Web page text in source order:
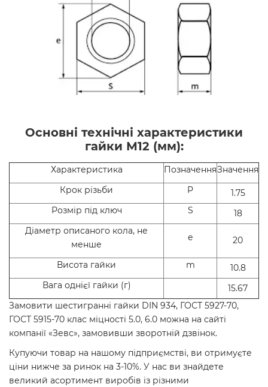
Основні технічні характеристики
гайки М12 (мм):
Характеристика ПозначенняЗначення
Крок різьби
P
1.75
Розмір під ключ
S
18
Діаметр описаного кола, не
менше
e 20
Висота гайки m
10.8
Вага однієї гайки (г)
15.67
Замовити шестигранні гайки DIN 934, ГОСТ 5927-70,
ГОСТ 5915-70 клас міцності 5.0, 6.0 можна на сайті
компанії «Зевс», замовивши зворотній дзвінок.
Купуючи товар на нашому підприємстві, ви отримуєте
ціни нижче за ринок на 3-10%. У нас ви знайдете
великий асортимент виробів із різними